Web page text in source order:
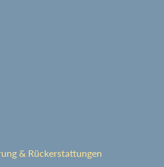
& Rückerstattungen